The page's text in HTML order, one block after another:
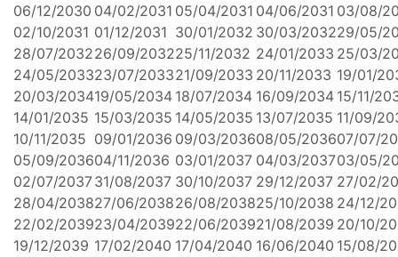
06/12/2030 04/02/2031 05/04/2031 04/06/2031 03/08/
02/10/2031 01/12/2031 30/01/2032 30/03/203229/05/
28/07/203226/09/203225/11/2032 24/01/2033 25/03/
24/05/203323/07/203321/09/2033 20/11/2033 19/01/
20/03/203419/05/2034 18/07/2034 16/09/2034 15/11/
14/01/2035 15/03/2035 14/05/2035 13/07/2035 11/09/
10/11/2035 09/01/2036 09/03/203608/05/203607/07/
05/09/203604/11/2036 03/01/2037 04/03/203703/05/
02/07/203731/08/2037 30/10/2037 29/12/2037 27/02/
28/04/203827/06/203826/08/203825/10/2038 24/12/
22/02/203923/04/203922/06/203921/08/2039 20/10/
19/12/2039 17/02/2040 17/04/2040 16/06/2040 15/08/